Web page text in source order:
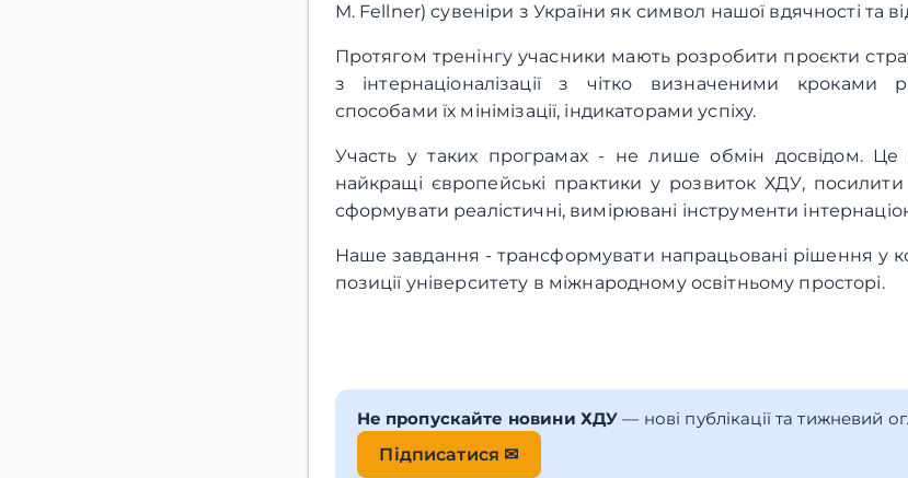
M. Fellner) сувеніри з України як символ нашої вдячності та
Протягом тренінгу учасники мають розробити проєкти
з інтернаціоналізації з чітко визначеними кроками
способами їх мінімізації, індикаторами успіху.
Участь у таких програмах - не лише обмін досвідом. Це
найкращі європейські практики у розвиток ХДУ, посилити
сформувати реалістичні, вимірювані інструменти
Наше завдання - трансформувати напрацьовані рішення у
позиції університету в міжнародному освітньому просторі.
Не пропускайте новини ХДУ — нові публікації та тижневий
Підписатися ✉